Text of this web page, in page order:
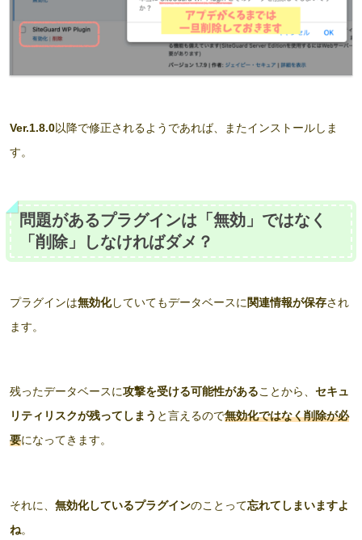
Ver.1.8.0以降で修正されるようであれば、またインストールしま
す。
問題があるプラグインは「無効」ではなく
「削除」しなければダメ？
プラグインは無効化していてもデータベースに 関連情報が保存され
ます。
残ったデータベースに攻撃を受ける可能性があることから、 セキュ
リティリスクが残ってしまう と言えるので無効化ではなく削除が必
要になってきます。
それに、 無効化しているプラグインのことって忘れてしまいますよ
ね。